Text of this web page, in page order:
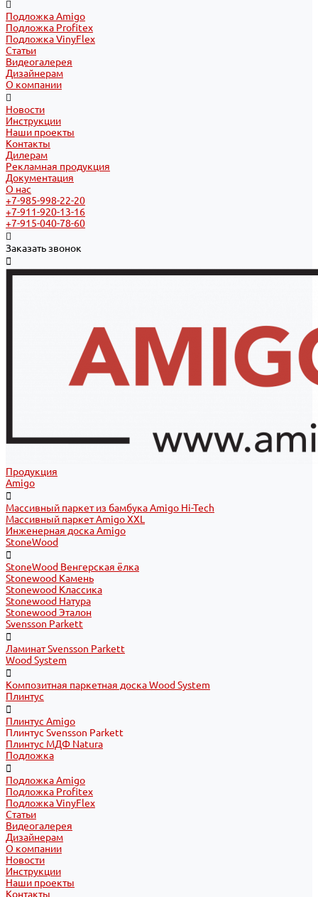
Подложка Amigo
Подложка Profitex
Подложка VinyFlex
Статьи
Видеогалерея
Дизайнерам
О компании
Новости
Инструкции
Наши проекты
Контакты
Дилерам
Рекламная продукция
Документация
О нас
+7-985-998-22-20
+7-911-920-13-16
+7-915-040-78-60
Заказать звонок
Продукция
Amigo
Массивный паркет из бамбука Amigo Hi-Tech
Массивный паркет Amigo XXL
Инженерная доска Amigo
StoneWood
StoneWood Венгерская ёлка
Stonewood Камень
Stonewood Классика
Stonewood Натура
Stonewood Эталон
Svensson Parkett
Ламинат Svensson Parkett
Wood System
Композитная паркетная доска Wood System
Плинтус
Плинтус Amigo
Плинтус Svensson Parkett
Плинтус МДФ Natura
Подложка
Подложка Amigo
Подложка Profitex
Подложка VinyFlex
Статьи
Видеогалерея
Дизайнерам
О компании
Новости
Инструкции
Наши проекты
Контакты